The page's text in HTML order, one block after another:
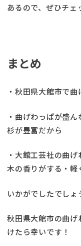
あるので、ぜひチ
まとめ
・秋田県大館市で
・曲げわっぱが盛
杉が豊富だから
・大館工芸社の曲
木の香りがする・軽
いかがでしたでしょ
秋田県大館市の曲げ
けたら幸いです！